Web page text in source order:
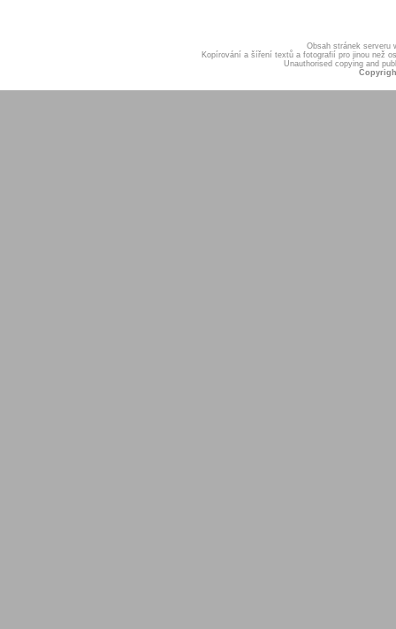
Obsah stránek serveru
Kopírování a šíření textů a fotografií pro jinou než
Unauthorised copying and